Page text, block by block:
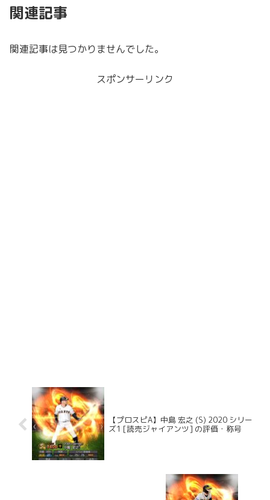
関連記事
関連記事は見つかりませんでした。
スポンサーリンク
【プロスピA】中島 宏之 (S) 2020 シリー
ズ1 [読売ジャイアンツ] の評価・称号